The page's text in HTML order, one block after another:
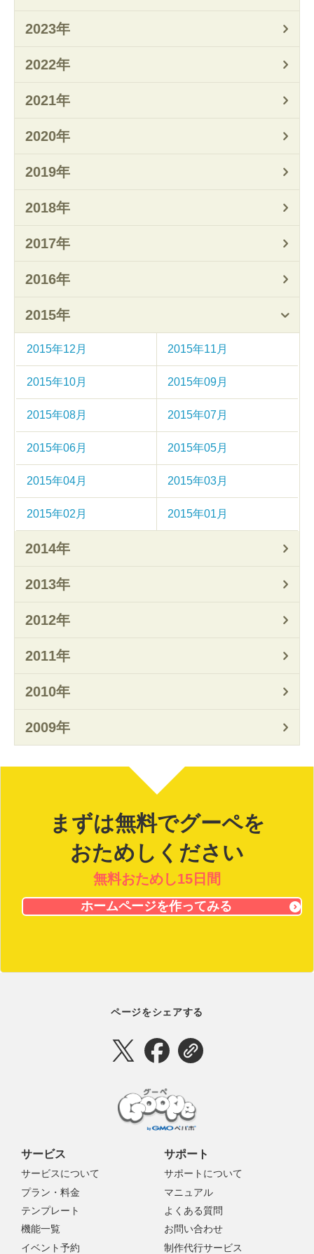
2023年
2022年
2021年
2020年
2019年
2018年
2017年
2016年
2015年
2015年12月 2015年11月
2015年10月 2015年09月
2015年08月 2015年07月
2015年06月 2015年05月
2015年04月 2015年03月
2015年02月 2015年01月
2014年
2013年
2012年
2011年
2010年
2009年
まずは無料でグーペを
おためしください
無料おためし15日間
ホームページを作ってみる
ページをシェアする
サービス
サービスについて
プラン・料金
テンプレート
機能一覧
イベント予約
サポート
サポートについて
マニュアル
よくある質問
お問い合わせ
制作代行サービス